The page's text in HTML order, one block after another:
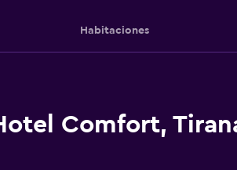
Habitaciones
Comfort,